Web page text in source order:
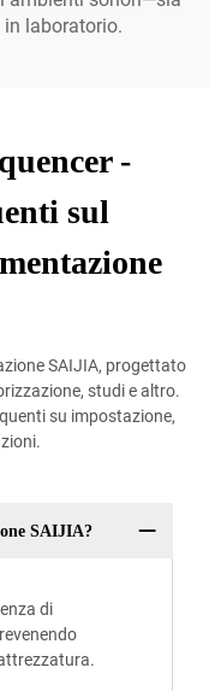
in laboratorio.
-
sul
SAIJIA, progettato
studi e altro.
su impostazione,
SAIJIA?
di